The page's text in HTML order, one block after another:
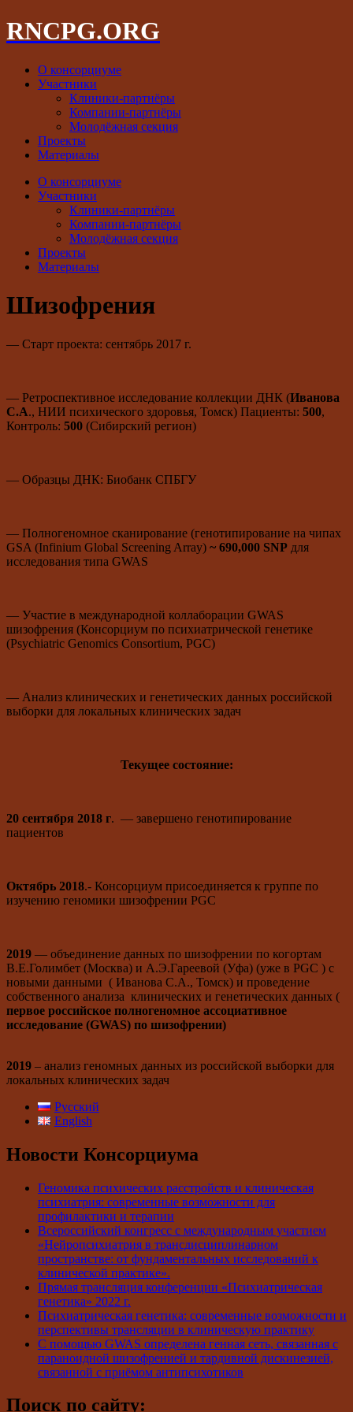
RNCPG.ORG
О консорциуме
Участники
Клиники-партнёры
Компании-партнёры
Молодёжная секция
Проекты
Материалы
О консорциуме
Участники
Клиники-партнёры
Компании-партнёры
Молодёжная секция
Проекты
Материалы
Шизофрения
— Старт проекта: сентябрь 2017 г.
— Ретроспективное исследование коллекции ДНК (Иванова
С.А., НИИ психического здоровья, Томск) Пациенты: 500,
Контроль: 500 (Сибирский регион)
— Образцы ДНК: Биобанк СПБГУ
— Полногеномное сканирование (генотипирование на чипах
GSA (Infinium Global Screening Array) ~ 690,000 SNP для
исследования типа GWAS
— Участие в международной коллаборации GWAS
шизофрения (Консорциум по психиатрической генетике
(Psychiatric Genomics Consortium, PGC)
— Анализ клинических и генетических данных российской
выборки для локальных клинических задач
Текущее состояние:
20 сентября 2018 г. — завершено генотипирование
пациентов
Октябрь 2018.- Консорциум присоединяется к группе по
изучению геномики шизофрении PGC
2019 — объединение данных по шизофрении по когортам
В.Е.Голимбет (Москва) и А.Э.Гареевой (Уфа) (уже в PGC ) с
новыми данными ( Иванова С.А., Томск) и проведение
собственного анализа клинических и генетических данных (
первое российское полногеномное ассоциативное
исследование (GWAS) по шизофрении)
2019 – анализ геномных данных из российской выборки для
локальных клинических задач
Русский
English
Новости Консорциума
Геномика психических расстройств и клиническая
психиатрия: современные возможности для
профилактики и терапии
Всероссийский конгресс с международным участием
«Нейропсихиатрия в трансдисциплинарном
пространстве: от фундаментальных исследований к
клинической практике».
Прямая трансляция конференции «Психиатрическая
генетика» 2022 г.
Психиатрическая генетика: современные возможности и
перспективы трансляции в клиническую практику
С помощью GWAS определена генная сеть, связанная с
параноидной шизофренией и тардивной дискинезией,
связанной с приёмом антипсихотиков
Поиск по сайту: